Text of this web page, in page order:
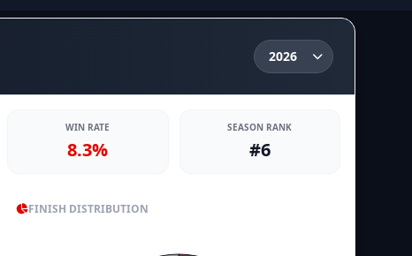
WIN RATE
8.3%
SEASON RANK
#6
FINISH DISTRIBUTION